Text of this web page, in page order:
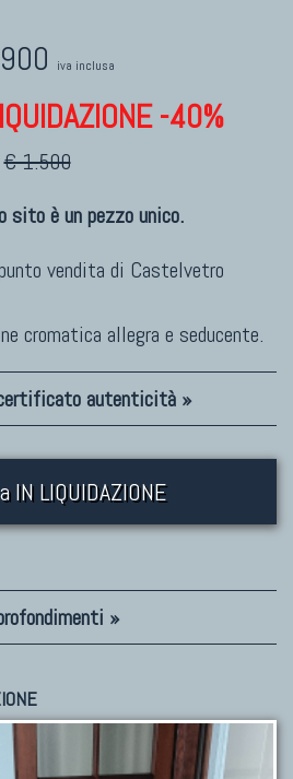
iva inclusa
-40%
€ 1.500
sito è un pezzo unico.
vendita di Castelvetro
cromatica allegra e seducente.
autenticità »
IN LIQUIDAZIONE
»